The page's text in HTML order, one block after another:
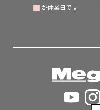
が休業日です